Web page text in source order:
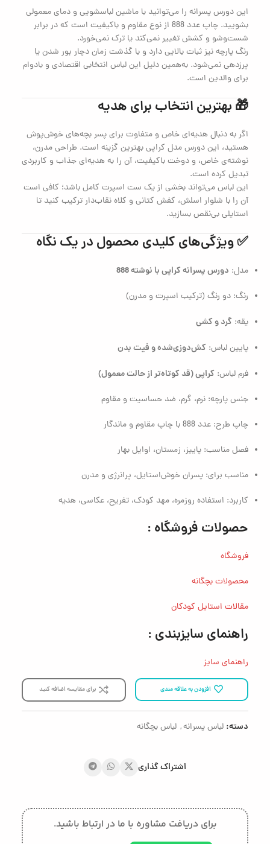
این دورس پسرانه را می‌توانید با ماشین لباسشویی و دمای معمولی
بشویید. چاپ عدد 888 از نوع مقاوم و با‌کیفیت است که در برابر
شست‌وشو و کشش تغییر نمی‌کند یا ترک نمی‌خورد.
رنگ پارچه نیز ثبات بالایی دارد و با گذشت زمان دچار بور شدن یا
پرزدهی نمی‌شود. به‌همین دلیل این لباس انتخابی اقتصادی و بادوام
برای والدین است.
🎁 بهترین انتخاب برای هدیه
اگر به دنبال هدیه‌ای خاص و متفاوت برای پسر بچه‌های خوش‌پوش
هستید، این دورس مدل کراپی بهترین گزینه است. طراحی مدرن،
نوشته‌ی خاص، و دوخت با‌کیفیت، آن را به هدیه‌ای جذاب و کاربردی
تبدیل کرده است.
این لباس می‌تواند بخشی از یک ست اسپرت کامل باشد؛ کافی است
آن را با شلوار اسلش، کفش کتانی و کلاه نقاب‌دار ترکیب کنید تا
استایلی بی‌نقص بسازید.
✅ ویژگی‌های کلیدی محصول در یک نگاه
مدل: دورس پسرانه کراپی با نوشته 888
رنگ: دو رنگ (ترکیب اسپرت و مدرن)
یقه: گرد و کشی
پایین لباس: کش‌دوزی‌شده و فیت بدن
فرم لباس: کراپی (قد کوتاه‌تر از حالت معمول)
جنس پارچه: نرم، گرم، ضد حساسیت و مقاوم
چاپ طرح: عدد 888 با چاپ مقاوم و ماندگار
فصل مناسب: پاییز، زمستان، اوایل بهار
مناسب برای: پسران خوش‌استایل، پرانرژی و مدرن
کاربرد: استفاده روزمره، مهد کودک، تفریح، عکاسی، هدیه
حصولات فروشگاه :
فروشگاه
محصولات بچگانه
مقالات استایل کودکان
راهنمای سایزبندی :
راهنمای سایز
افزودن به علاقه مندی برای مقایسه اضافه کنید
دسته: لباس پسرانه, لباس بچگانه
اشتراک گذاری
برای دریافت مشاوره با ما در ارتباط باشید.